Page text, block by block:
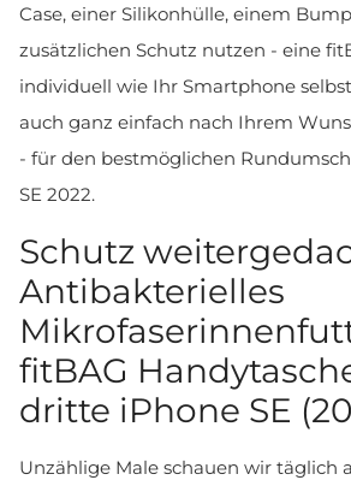
Case, einer Silikonhülle, einem
zusätzlichen Schutz nutzen - eine
individuell wie Ihr Smartphone
auch ganz einfach nach Ihrem
- für den bestmöglichen
SE 2022.
Schutz
Antibakterielles
fitBAG
dritte iPhone SE
Unzählige Male schauen wir täglich